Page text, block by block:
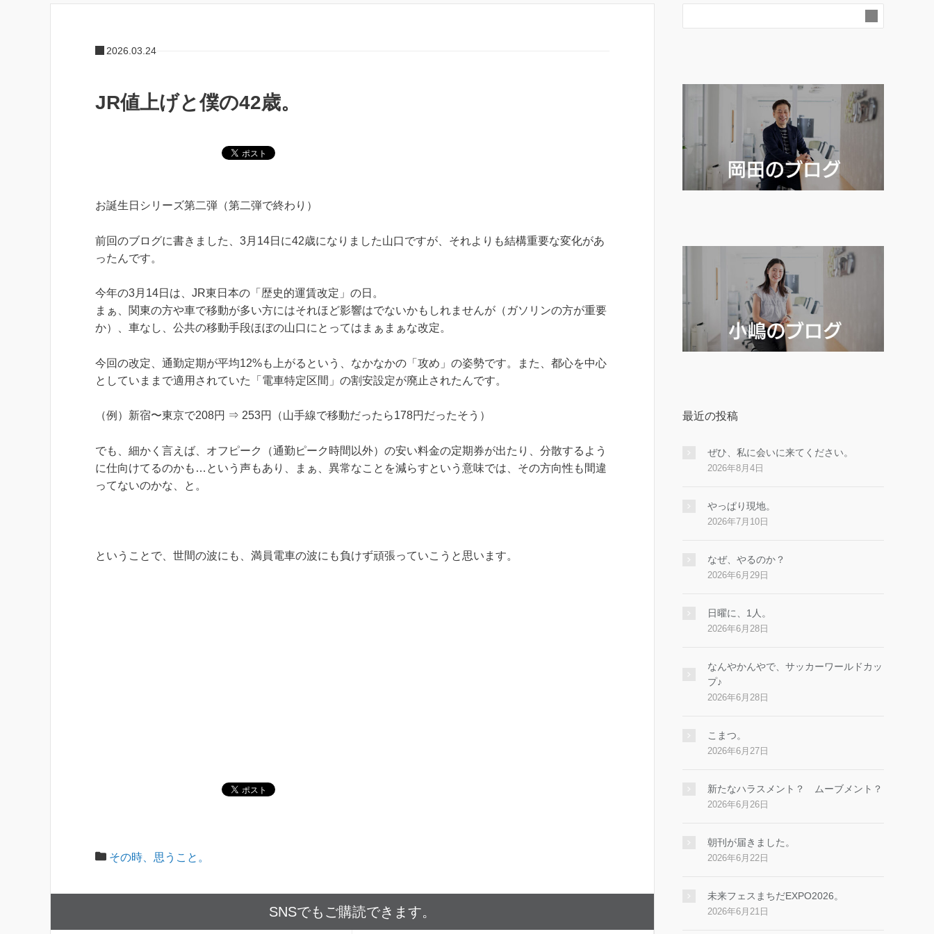
2026.03.24
JR値上げと僕の42歳。
お誕生日シリーズ第二弾（第二弾で終わり）
前回のブログに書きました、3月14日に42歳になりました山口ですが、それよりも結構重要な変化があ
ったんです。
今年の3月14日は、JR東日本の「歴史的運賃改定」の日。
まぁ、関東の方や車で移動が多い方にはそれほど影響はでないかもしれませんが（ガソリンの方が重要
か）、車なし、公共の移動手段ほぼの山口にとってはまぁまぁな改定。
今回の改定、通勤定期が平均12%も上がるという、なかなかの「攻め」の姿勢です。また、都心を中心
としていままで適用されていた「電車特定区間」の割安設定が廃止されたんです。
（例）新宿〜東京で208円 ⇒ 253円（山手線で移動だったら178円だったそう）
でも、細かく言えば、オフピーク（通勤ピーク時間以外）の安い料金の定期券が出たり、分散するよう
に仕向けてるのかも…という声もあり、まぁ、異常なことを減らすという意味では、その方向性も間違
ってないのかな、と。
ということで、世間の波にも、満員電車の波にも負けず頑張っていこうと思います。
その時、思うこと。
SNSでもご購読できます。
最近の投稿
ぜひ、私に会いに来てください。
2026年8月4日
やっぱり現地。
2026年7月10日
なぜ、やるのか？
2026年6月29日
日曜に、1人。
2026年6月28日
なんやかんやで、サッカーワールドカッ
プ♪
2026年6月28日
こまつ。
2026年6月27日
新たなハラスメント？ ムーブメント？
2026年6月26日
朝刊が届きました。
2026年6月22日
未来フェスまちだEXPO2026。
2026年6月21日